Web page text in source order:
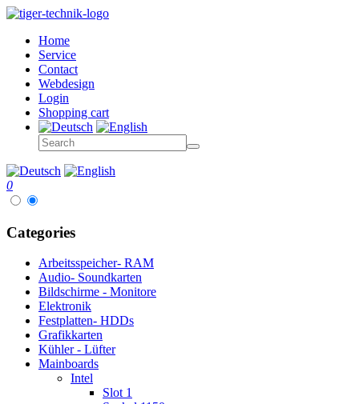
Home
Service
Contact
Webdesign
Login
Shopping cart
0
Categories
Arbeitsspeicher- RAM
Audio- Soundkarten
Bildschirme - Monitore
Elektronik
Festplatten- HDDs
Grafikkarten
Kühler - Lüfter
Mainboards
Intel
Slot 1